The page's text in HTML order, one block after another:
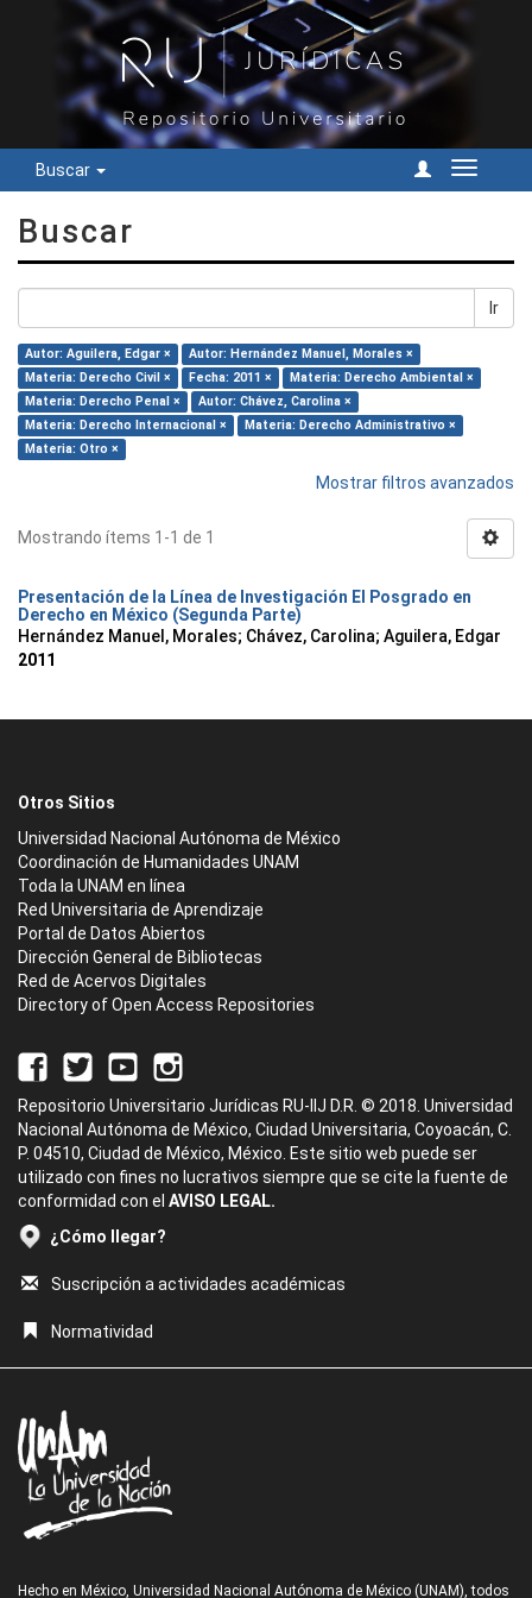
Buscar
Cambiar
Buscar
Ir
Autor: Aguilera, Edgar ×
Autor: Hernández Manuel, Morales ×
Materia: Derecho Civil ×
Fecha: 2011 ×
Materia: Derecho Ambiental ×
Materia: Derecho Penal ×
Autor: Chávez, Carolina ×
Materia: Derecho Internacional ×
Materia: Derecho Administrativo ×
Materia: Otro ×
Mostrar filtros avanzados
Mostrando ítems 1-1 de 1
Presentación de la Línea de Investigación El Posgrado en
Derecho en México (Segunda Parte)
Hernández Manuel, Morales; Chávez, Carolina; Aguilera, Edgar
2011
Otros Sitios
Universidad Nacional Autónoma de México
Coordinación de Humanidades UNAM
Toda la UNAM en línea
Red Universitaria de Aprendizaje
Portal de Datos Abiertos
Dirección General de Bibliotecas
Red de Acervos Digitales
Directory of Open Access Repositories
Repositorio Universitario Jurídicas RU-IIJ D.R. © 2018. Universidad
Nacional Autónoma de México, Ciudad Universitaria, Coyoacán, C.
P. 04510, Ciudad de México, México. Este sitio web puede ser
utilizado con fines no lucrativos siempre que se cite la fuente de
conformidad con el AVISO LEGAL.
¿Cómo llegar?
Suscripción a actividades académicas
Normatividad
Hecho en México, Universidad Nacional Autónoma de México (UNAM), todos